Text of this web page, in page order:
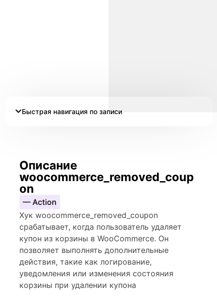
Быстрая навигация по записи
Описание
woocommerce_removed_coup
on
— Action
Хук woocommerce_removed_coupon
срабатывает, когда пользователь удаляет
купон из корзины в WooCommerce. Он
позволяет выполнять дополнительные
действия, такие как логирование,
уведомления или изменения состояния
корзины при удалении купона